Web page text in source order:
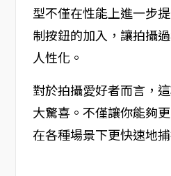
型不僅在性能上進一步
制按鈕的加入，讓拍攝
人性化。
對於拍攝愛好者而言，
大驚喜。不僅讓你能夠
在各種場景下更快速地